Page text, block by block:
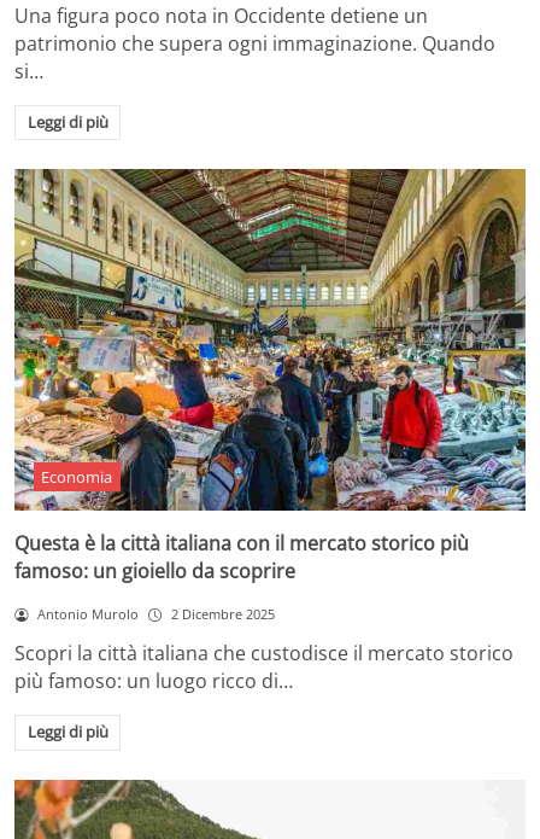
Una figura poco nota in Occidente detiene un
patrimonio che supera ogni immaginazione. Quando
si…
Leggi di più
Economia
Questa è la città italiana con il mercato storico più
famoso: un gioiello da scoprire
Antonio Murolo 2 Dicembre 2025
Scopri la città italiana che custodisce il mercato storico
più famoso: un luogo ricco di…
Leggi di più